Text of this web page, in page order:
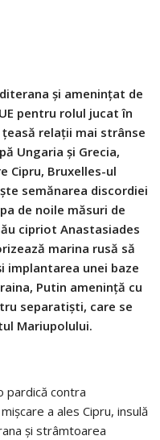
şi ameninţat de
pentru rolul jucat în
relaţii mai strânse
Ungaria şi Grecia,
Cipru, Bruxelles-ul
semănarea discordiei
de noile măsuri de
cipriot Anastasiades
marina rusă să
implantarea unei baze
Putin ameninţă cu
separatişti, care se
Mariupolului.
pardică contra
a ales Cipru, insulă
şi strâmtoarea